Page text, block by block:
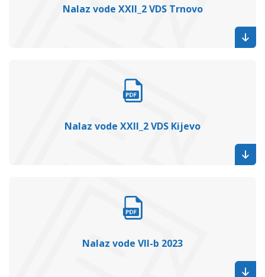
Nalaz vode XXII_2 VDS Trnovo
Nalaz vode XXII_2 VDS Kijevo
Nalaz vode VII-b 2023